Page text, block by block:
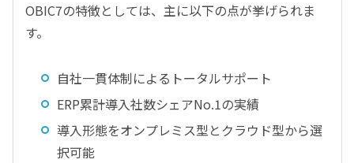
OBIC7の特徴としては、主に以下の点が挙げられま
す。
自社一貫体制によるトータルサポート
ERP累計導入社数シェアNo.1の実績
導入形態をオンプレミス型とクラウド型から選
択可能